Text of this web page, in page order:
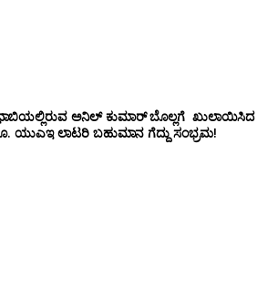
ಅನಿಲ್‌ ಕುಮಾರ್ ಬೊಲ್ಲಗೆ ಖುಲಾಯಿಸಿದ
ಯುಎಇ ಲಾಟರಿ ಬಹುಮಾನ ಗೆದ್ದು ಸಂಭ್ರಮ!